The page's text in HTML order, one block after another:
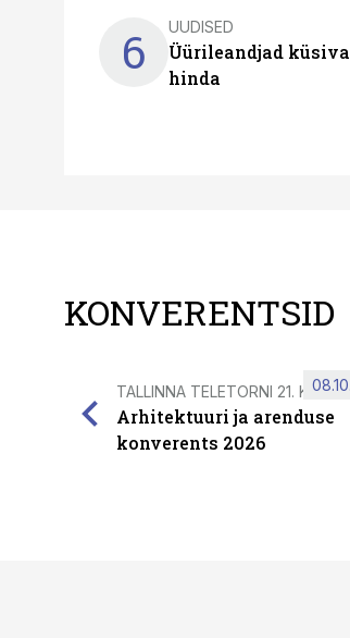
6 UUDISED
Üürileandjad
hinda
KONVERENTSID
TALLINNA TELETORNI 21.
Arhitektuuri ja arenduse
konverents 2026